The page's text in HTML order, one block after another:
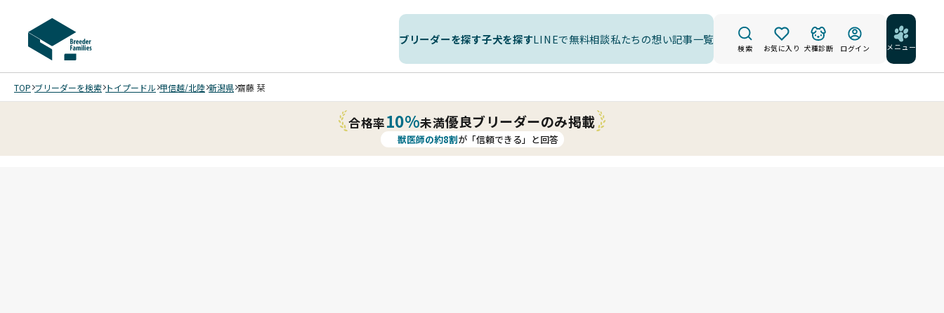
ブリーダーを探す子犬を探すLINEで無料相談私たちの想い記事一覧
検索 お気に入り 犬種診断 ログイン メニュー
TOP ブリーダーを検索 トイプードル 甲信越/北陸 新潟県 齋藤 栞
合格率10%未満優良ブリーダーのみ掲載
獣医師の約8割が「信頼できる」と回答